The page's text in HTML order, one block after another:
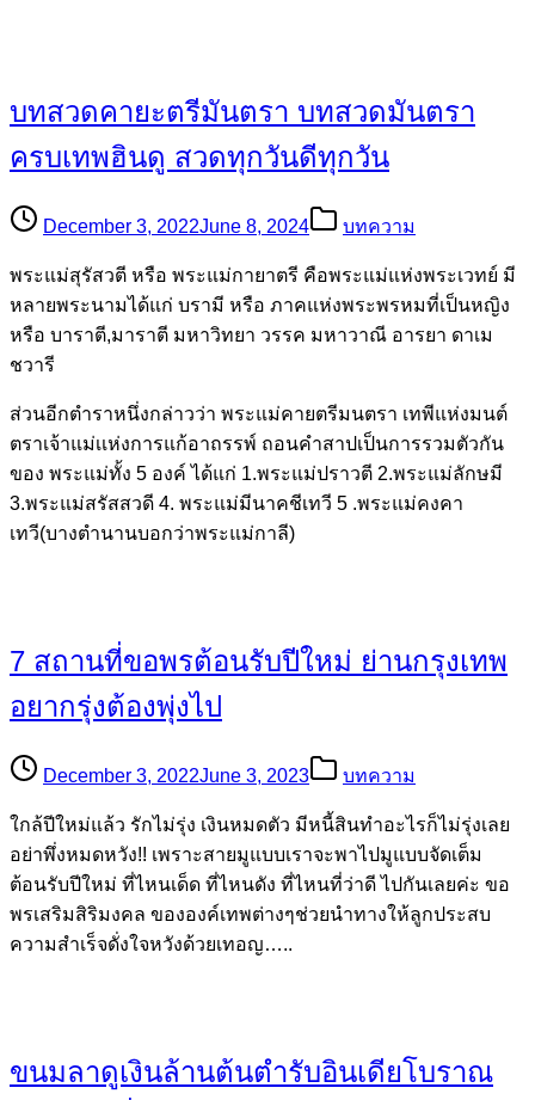
บทสวดคายะตรีมันตรา บทสวดมันตรา
ครบเทพฮินดู สวดทุกวันดีทุกวัน
December 3, 2022June 8, 2024 บทความ
พระแม่สุรัสวตี หรือ พระแม่กายาตรี คือพระแม่แห่งพระเวทย์ มี
หลายพระนามได้แก่ บรามี หรือ ภาคแห่งพระพรหมที่เป็นหญิง
หรือ บาราตี,มาราตี มหาวิทยา วรรค มหาวาณี อารยา ดาเม
ชวารี
ส่วนอีกตำราหนึ่งกล่าวว่า พระแม่คายตรีมนตรา เทพีแห่งมนต์
ตราเจ้าแม่เเห่งการแก้อาถรรพ์ ถอนคำสาปเป็นการรวมตัวกัน
ของ พระแม่ทั้ง 5 องค์ ได้แก่ 1.พระแม่ปราวตี 2.พระแม่ลักษมี
3.พระแม่สรัสสวดี 4. พระแม่มีนาคชีเทวี 5 .พระแม่คงคา
เทวี(บางตำนานบอกว่าพระแม่กาลี)
7 สถานที่ขอพรต้อนรับปีใหม่ ย่านกรุงเทพ
อยากรุ่งต้องพุ่งไป
December 3, 2022June 3, 2023 บทความ
ใกล้ปีใหม่แล้ว รักไม่รุ่ง เงินหมดตัว มีหนี้สินทำอะไรก็ไม่รุ่งเลย
อย่าพึ่งหมดหวัง!! เพราะสายมูแบบเราจะพาไปมูแบบจัดเต็ม
ต้อนรับปีใหม่ ที่ไหนเด็ด ที่ไหนดัง ที่ไหนที่ว่าดี ไปกันเลยค่ะ ขอ
พรเสริมสิริมงคล ขององค์เทพต่างๆช่วยนำทางให้ลูกประสบ
ความสำเร็จดั่งใจหวังด้วยเทอญ…..
ขนมลาดูเงินล้านต้นตำรับอินเดียโบราณ